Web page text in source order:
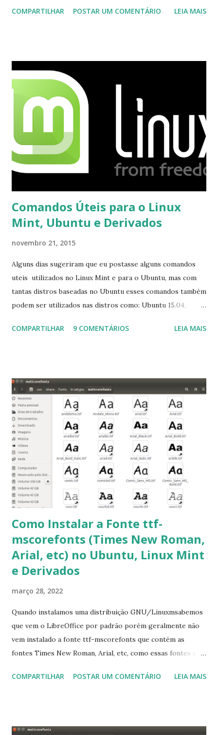
integrado com o serviço do MSN, segundo a empresa, os
o Windows Live (assim como muitos profissionais de TI) ,
mesmo na versão para Linux, claro, sempre existem outras
opções e o Pidgin, que se mostra como opção.
COMPARTILHAR POSTAR UM COMENTÁRIO LEIA MAIS
Comandos Úteis para o Linux
Mint, Ubuntu e Derivados
novembro 21, 2015
Alguns dias sugeriram que eu postasse alguns comandos
uteis utilizados no Linux Mint e para o Ubuntu, mas com
tantas distros baseadas no Ubuntu esses comandos também
podem ser utilizados nas distros como: Ubuntu 15.04,
Linux Mint 17, Pinguy OS 14.04, Elementary OS 0.3, Deepin
para usuários iniciantes... 1- Atualizar a lista de pacotes: $
sudo apt-get update 2- Atualizar toda a distro: $ sudo apt-
get -f dist-upgrade ou update-manager -d -c 3- Instalar
pacotes: $ sudo apt-get install [nome do pacote] 4-
Procurar arquivos corrompidos: $ sudo apt-get check 5-
Corrigir problemas de dependências, concluir instalação de
pacotes pendentes e outros erros: $ sudo apt-get -f install
6- Se o comando sudo apt-get -f install nã...
COMPARTILHAR 9 COMENTÁRIOS LEIA MAIS
Como Instalar a Fonte ttf-
mscorefonts (Times New Roman,
Arial, etc) no Ubuntu, Linux Mint
e Derivados
março 28, 2022
Quando instalamos uma distribuição GNU/Linuxmsabemos
que vem o LibreOffice por padrão porém geralmente não
vem instalado a fonte ttf-mscorefonts que contém as
fontes Times New Roman, Arial, etc, como essas fontes são
a Associação Brasileira de Normas Técnicas (ABNT), exige
COMPARTILHAR POSTAR UM COMENTÁRIO LEIA MAIS